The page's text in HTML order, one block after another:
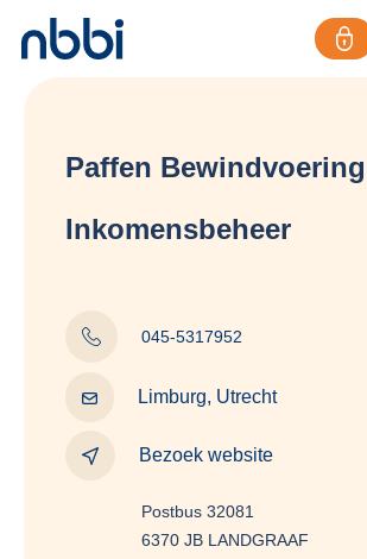
Paffen
Inkomensbeheer
045-5317952
Limburg, Utrecht
Bezoek website
Postbus 32081
6370 JB LANDGRAAF